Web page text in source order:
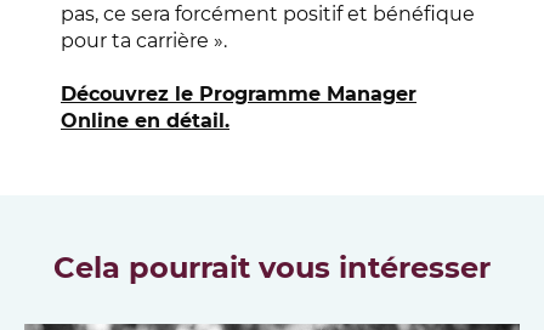
pas, ce sera forcément positif et bénéfique
pour ta carrière ».
Découvrez le Programme Manager
Online en détail.
Cela pourrait vous intéresser